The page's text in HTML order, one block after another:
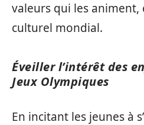
valeurs qui les
culturel mondial.
Éveiller l’intérêt des
Jeux Olympiques
En incitant les jeunes à